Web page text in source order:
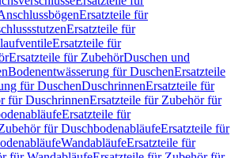
Ersatzteile für
Ersatzteile für
Ersatzteile für
Ersatzteile für ZubehörDuschen und
Bodenentwässerung für DuschenErsatzteile
für DuschenDuschrinnenErsatzteile für
für DuschrinnenErsatzteile für Zubehör für
Ersatzteile für
für DuschbodenabläufeErsatzteile für
WandabläufeErsatzteile für